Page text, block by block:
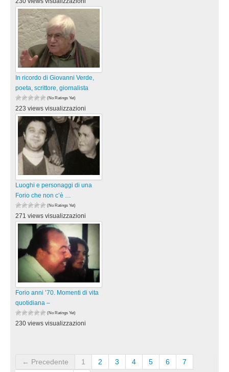
In ricordo di Giovanni Verde,
poeta, scrittore, giornalista
(No Ratings Yet)
223 views visualizzazioni
Luoghi e personaggi di una
Forio che non c’è …
(No Ratings Yet)
271 views visualizzazioni
Forio anni ’70. Momenti di vita
quotidiana –
(No Ratings Yet)
230 views visualizzazioni
← Precedente 1 2 3 4 5 6
7